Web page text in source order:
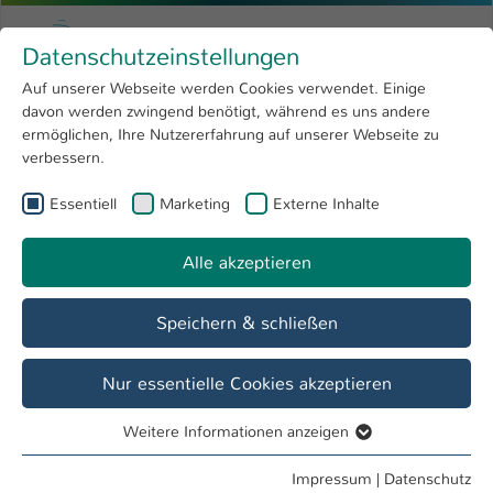
Menu
Forschung 4
Open submenu
Hochschule
International
Zum Hauptinhalt springen
Hochschule Kaiserslautern
Sie sind hier:
Bauingenieurwesen
Studiengang
Übersicht Fakten Bewerbungsinfo
Datenschutzeinstellungen
Auf unserer Webseite werden Cookies verwendet. Einige
davon werden zwingend benötigt, während es uns andere
ermöglichen, Ihre Nutzererfahrung auf unserer Webseite zu
verbessern.
Essentiell Marketing Externe Inhalte
Alle akzeptieren
Speichern & schließen
Nur essentielle Cookies akzeptieren
Essentielle Cookies werden für grundlegende Funktionen
Weitere Informationen anzeigen
Impressum | Datenschutz